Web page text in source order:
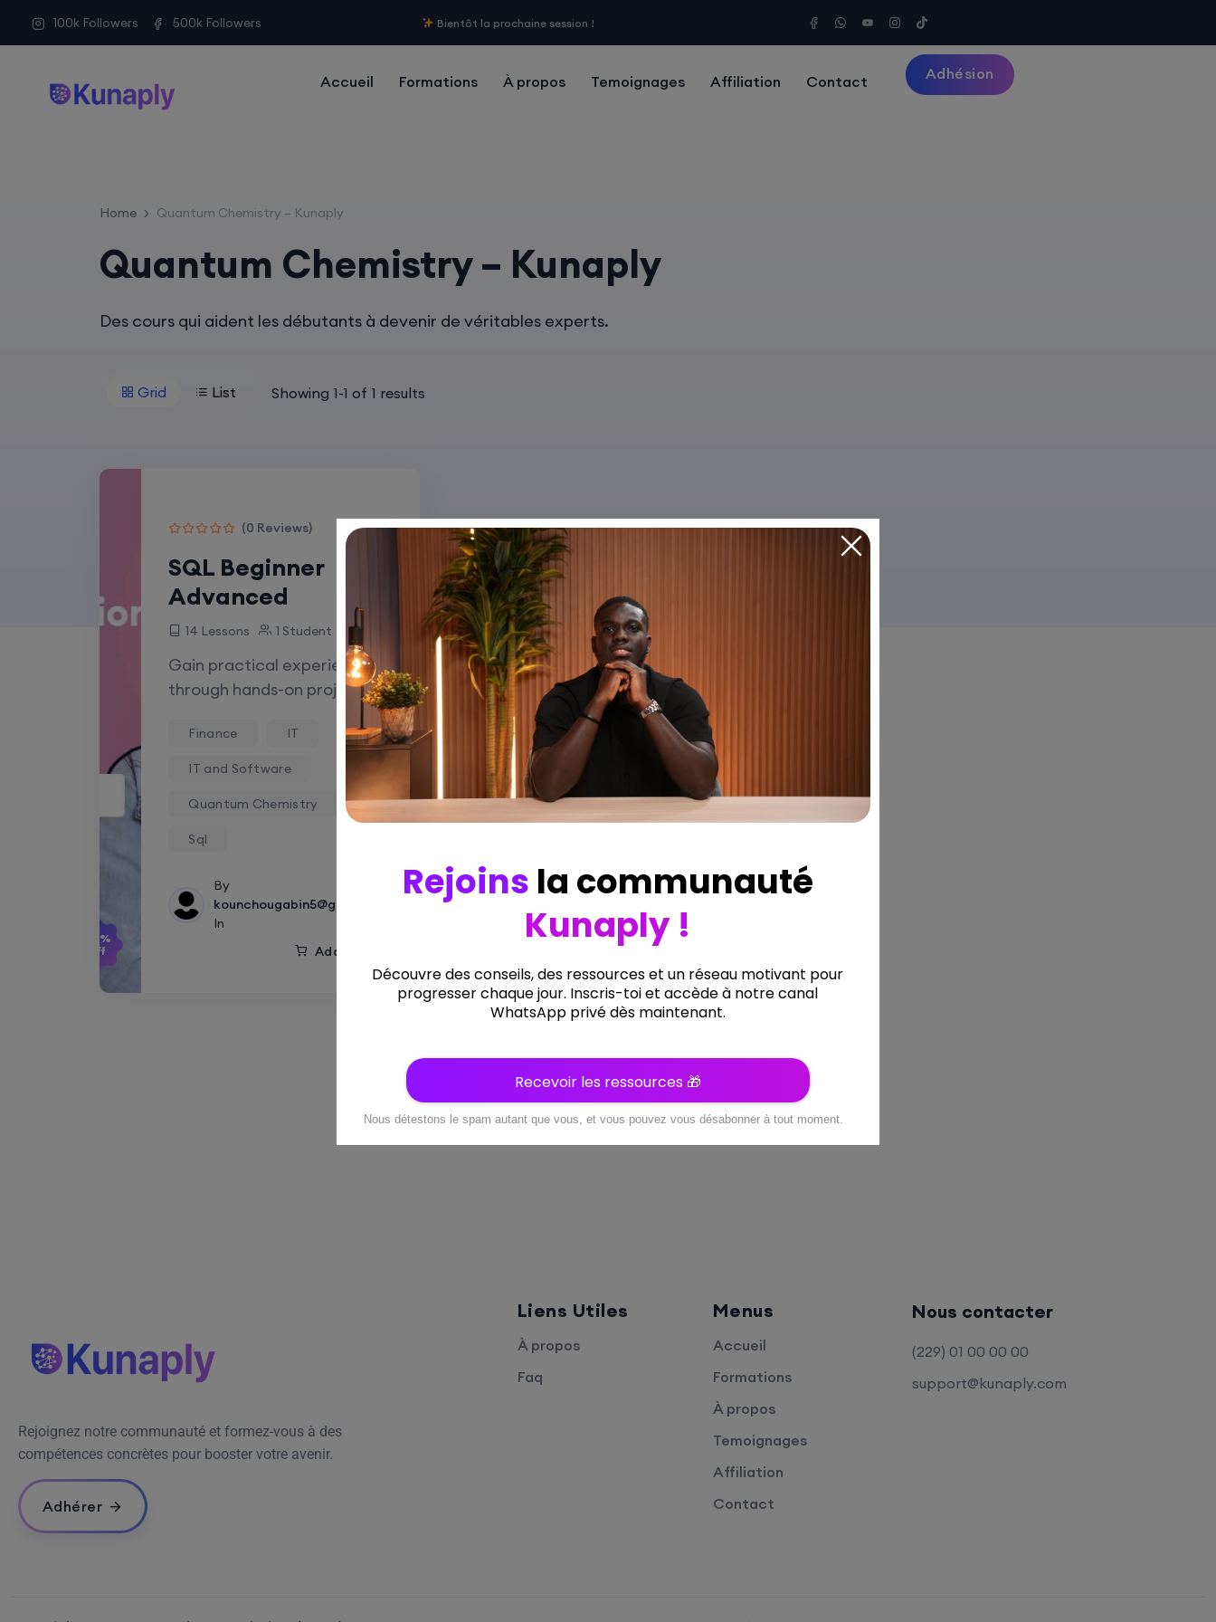
100k Followers 500k Followers Bientôt la prochaine session !
Accueil Formations À propos Temoignages Affiliation Contact Adhésion
Home Quantum Chemistry – Kunaply
Quantum Chemistry – Kunaply
Des cours qui aident les débutants à devenir de véritables experts.
Grid List Showing 1-1 of 1 results
-25%
Off
(0 Reviews)
SQL Beginner
Advanced
14 Lessons 1 Student
Gain practical experience
through hands-on projects,
prepared for…
Finance IT
IT and Software
Quantum Chemistry
Sql
By
kounchougabin5@gmail.com
In
Add to cart
Rejoignez notre communauté et formez-vous à des
compétences concrètes pour booster votre avenir.
Adhérer
Liens Utiles
À propos
Faq
Menus
Accueil
Formations
À propos
Temoignages
Affiliation
Contact
Nous contacter
(229) 01 00 00 00
support@kunaply.com